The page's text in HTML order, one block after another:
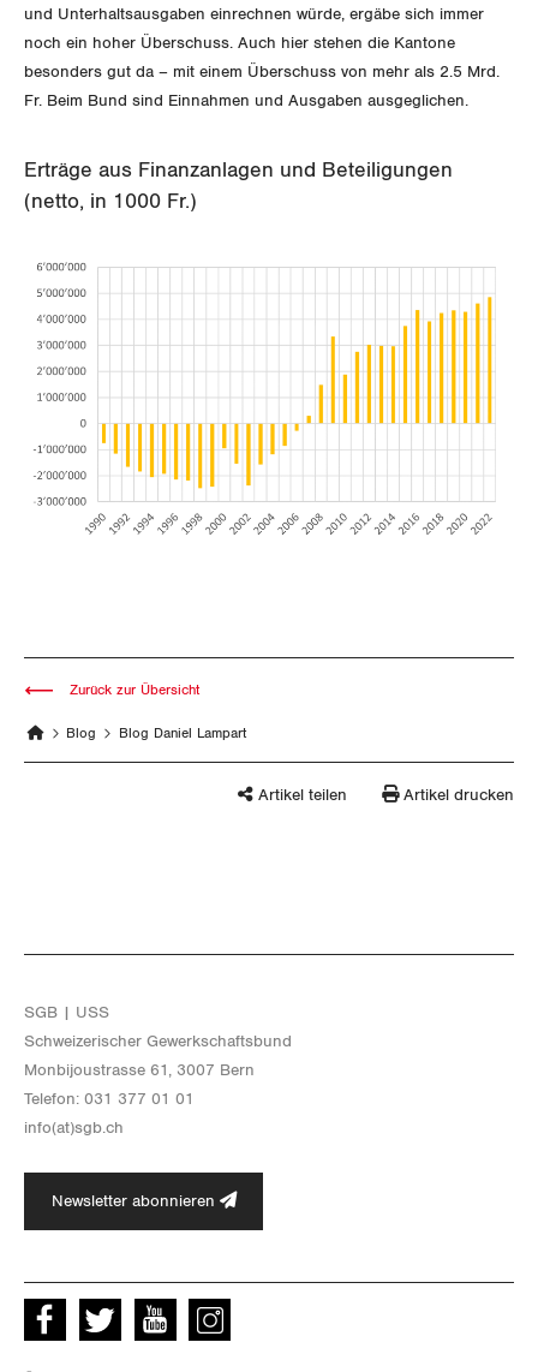
Schaffhausen
Schwyz
St. Gallen-Appenzell
Solothurn
Tessin
Thurgau
Waadt
Wallis
und Unterhaltsausgaben einrechnen würde, ergäbe sich immer
noch ein hoher Überschuss. Auch hier stehen die Kantone
besonders gut da – mit einem Überschuss von mehr als 2.5 Mrd.
Fr. Beim Bund sind Einnahmen und Ausgaben ausgeglichen.
Erträge aus Finanzanlagen und Beteiligungen
(netto, in 1000 Fr.)
Blog Blog Daniel Lampart
Zurück zur Übersicht
Artikel teilen Artikel drucken
SGB | USS
Schwei­ze­ri­scher Ge­werk­schafts­bund
Mon­bi­joustras­se 61, 3007 Bern
Te­le­fon: 031 377 01 01
info(at)​sgb.​ch
Newsletter abonnieren
Facebook Twitter Youtube instagram